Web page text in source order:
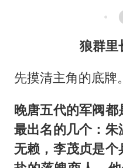
狼群里
先摸清主角的底牌。
晚唐五代的军阀
最出名的几个：
无赖，李茂贞是